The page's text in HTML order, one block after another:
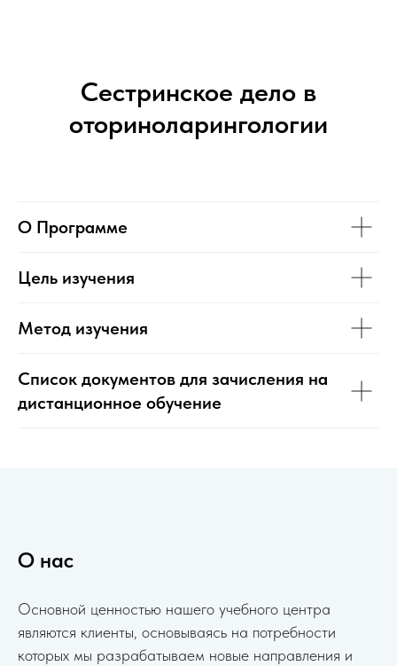
Сестринское дело в
оториноларингологии
О Программе
Цель изучения
Метод изучения
Список документов для зачисления на
дистанционное обучение
О нас
Основной ценностью нашего учебного центра
являются клиенты, основываясь на потребности
которых мы разрабатываем новые направления и